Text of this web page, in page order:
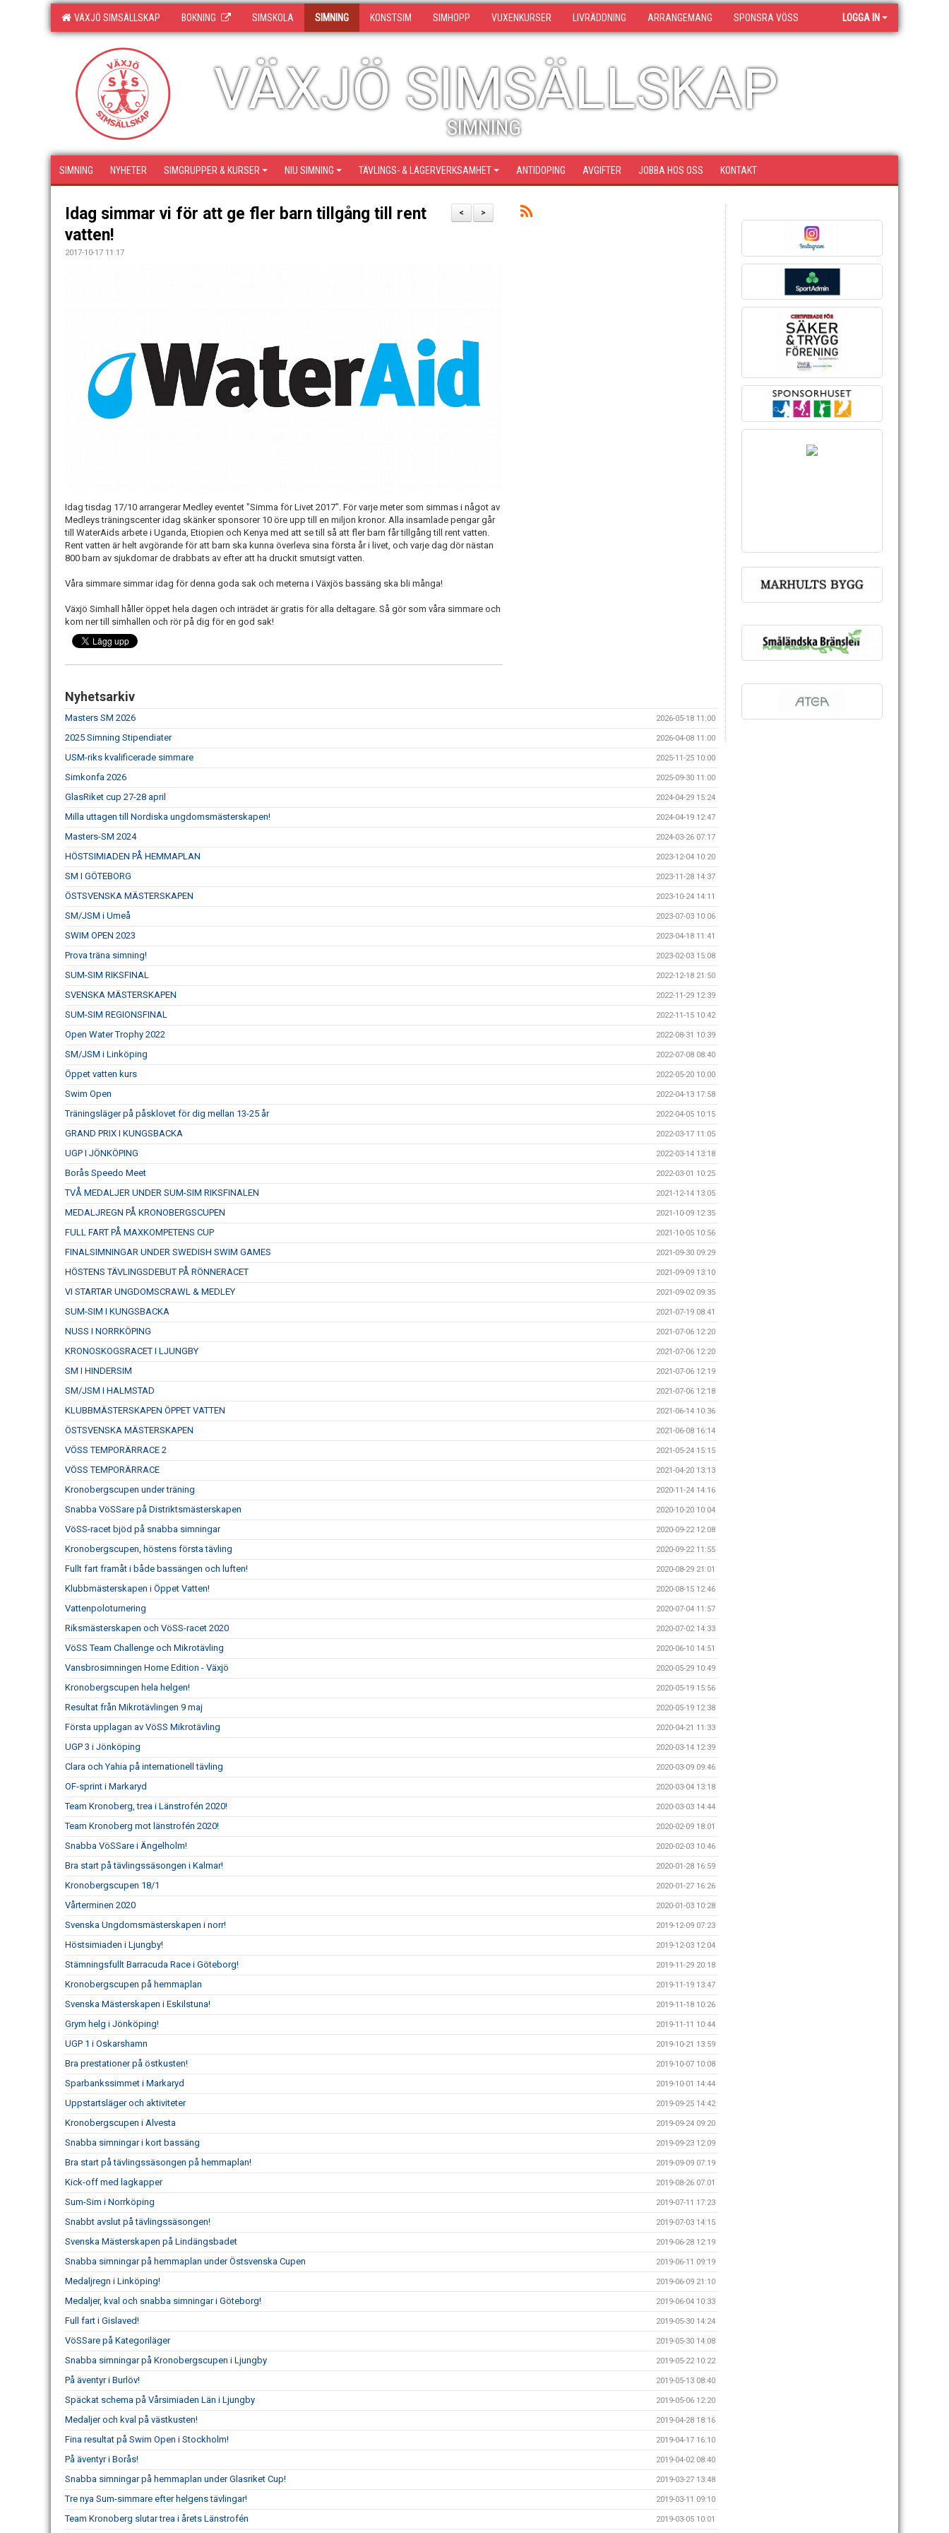
VÄXJÖ SIMSÄLLSKAP BOKNING SIMSKOLA SIMNING KONSTSIM SIMHOPP VUXENKURSER LIVRÄDDNING ARRANGEMANG SPONSRA VÖSS LOGGA IN
VÄXJÖ SIMSÄLLSKAP
SIMNING
SIMNING NYHETER SIMGRUPPER & KURSER NIU SIMNING TÄVLINGS- & LÄGERVERKSAMHET ANTIDOPING AVGIFTER JOBBA HOS OSS KONTAKT
>
<
Idag simmar vi för att ge fler barn tillgång till rent
vatten!
2017-10-17 11:17
Idag tisdag 17/10 arrangerar Medley eventet "Simma för Livet 2017". För varje meter som simmas i något av
Medleys träningscenter idag skänker sponsorer 10 öre upp till en miljon kronor. Alla insamlade pengar går
till WaterAids arbete i Uganda, Etiopien och Kenya med att se till så att fler barn får tillgång till rent vatten.
Rent vatten är helt avgörande för att barn ska kunna överleva sina första år i livet, och varje dag dör nästan
800 barn av sjukdomar de drabbats av efter att ha druckit smutsigt vatten.
Våra simmare simmar idag för denna goda sak och meterna i Växjös bassäng ska bli många!
Växjö Simhall håller öppet hela dagen och inträdet är gratis för alla deltagare. Så gör som våra simmare och
kom ner till simhallen och rör på dig för en god sak!
Nyhetsarkiv
Masters SM 2026 2026-05-18 11:00
2025 Simning Stipendiater 2026-04-08 11:00
USM-riks kvalificerade simmare 2025-11-25 10:00
Simkonfa 2026 2025-09-30 11:00
GlasRiket cup 27-28 april 2024-04-29 15:24
Milla uttagen till Nordiska ungdomsmästerskapen! 2024-04-19 12:47
Masters-SM 2024 2024-03-26 07:17
HÖSTSIMIADEN PÅ HEMMAPLAN 2023-12-04 10:20
SM I GÖTEBORG 2023-11-28 14:37
ÖSTSVENSKA MÄSTERSKAPEN 2023-10-24 14:11
SM/JSM i Umeå 2023-07-03 10:06
SWIM OPEN 2023 2023-04-18 11:41
Prova träna simning! 2023-02-03 15:08
SUM-SIM RIKSFINAL 2022-12-18 21:50
SVENSKA MÄSTERSKAPEN 2022-11-29 12:39
SUM-SIM REGIONSFINAL 2022-11-15 10:42
Open Water Trophy 2022 2022-08-31 10:39
SM/JSM i Linköping 2022-07-08 08:40
Öppet vatten kurs 2022-05-20 10:00
Swim Open 2022-04-13 17:58
Träningsläger på påsklovet för dig mellan 13-25 år 2022-04-05 10:15
GRAND PRIX I KUNGSBACKA 2022-03-17 11:05
UGP I JÖNKÖPING 2022-03-14 13:18
Borås Speedo Meet 2022-03-01 10:25
TVÅ MEDALJER UNDER SUM-SIM RIKSFINALEN 2021-12-14 13:05
MEDALJREGN PÅ KRONOBERGSCUPEN 2021-10-09 12:35
FULL FART PÅ MAXKOMPETENS CUP 2021-10-05 10:56
FINALSIMNINGAR UNDER SWEDISH SWIM GAMES 2021-09-30 09:29
HÖSTENS TÄVLINGSDEBUT PÅ RÖNNERACET 2021-09-09 13:10
VI STARTAR UNGDOMSCRAWL & MEDLEY 2021-09-02 09:35
SUM-SIM I KUNGSBACKA 2021-07-19 08:41
NUSS I NORRKÖPING 2021-07-06 12:20
KRONOSKOGSRACET I LJUNGBY 2021-07-06 12:20
SM I HINDERSIM 2021-07-06 12:19
SM/JSM I HALMSTAD 2021-07-06 12:18
KLUBBMÄSTERSKAPEN ÖPPET VATTEN 2021-06-14 10:36
ÖSTSVENSKA MÄSTERSKAPEN 2021-06-08 16:14
VÖSS TEMPORÄRRACE 2 2021-05-24 15:15
VÖSS TEMPORÄRRACE 2021-04-20 13:13
Kronobergscupen under träning 2020-11-24 14:16
Snabba VöSSare på Distriktsmästerskapen 2020-10-20 10:04
VöSS-racet bjöd på snabba simningar 2020-09-22 12:08
Kronobergscupen, höstens första tävling 2020-09-22 11:55
Fullt fart framåt i både bassängen och luften! 2020-08-29 21:01
Klubbmästerskapen i Öppet Vatten! 2020-08-15 12:46
Vattenpoloturnering 2020-07-04 11:57
Riksmästerskapen och VöSS-racet 2020 2020-07-02 14:33
VöSS Team Challenge och Mikrotävling 2020-06-10 14:51
Vansbrosimningen Home Edition - Växjö 2020-05-29 10:49
Kronobergscupen hela helgen! 2020-05-19 15:56
Resultat från Mikrotävlingen 9 maj 2020-05-19 12:38
Första upplagan av VöSS Mikrotävling 2020-04-21 11:33
UGP 3 i Jönköping 2020-03-14 12:39
Clara och Yahia på internationell tävling 2020-03-09 09:46
OF-sprint i Markaryd 2020-03-04 13:18
Team Kronoberg, trea i Länstrofén 2020! 2020-03-03 14:44
Team Kronoberg mot länstrofén 2020! 2020-02-09 18:01
Snabba VöSSare i Ängelholm! 2020-02-03 10:46
Bra start på tävlingssäsongen i Kalmar! 2020-01-28 16:59
Kronobergscupen 18/1 2020-01-27 16:26
Vårterminen 2020 2020-01-03 10:28
Svenska Ungdomsmästerskapen i norr! 2019-12-09 07:23
Höstsimiaden i Ljungby! 2019-12-03 12:04
Stämningsfullt Barracuda Race i Göteborg! 2019-11-29 20:18
Kronobergscupen på hemmaplan 2019-11-19 13:47
Svenska Mästerskapen i Eskilstuna! 2019-11-18 10:26
Grym helg i Jönköping! 2019-11-11 10:44
UGP 1 i Oskarshamn 2019-10-21 13:59
Bra prestationer på östkusten! 2019-10-07 10:08
Sparbankssimmet i Markaryd 2019-10-01 14:44
Uppstartsläger och aktiviteter 2019-09-25 14:42
Kronobergscupen i Alvesta 2019-09-24 09:20
Snabba simningar i kort bassäng 2019-09-23 12:09
Bra start på tävlingssäsongen på hemmaplan! 2019-09-09 07:19
Kick-off med lagkapper 2019-08-26 07:01
Sum-Sim i Norrköping 2019-07-11 17:23
Snabbt avslut på tävlingssäsongen! 2019-07-03 14:15
Svenska Mästerskapen på Lindängsbadet 2019-06-28 12:19
Snabba simningar på hemmaplan under Östsvenska Cupen 2019-06-11 09:19
Medaljregn i Linköping! 2019-06-09 21:10
Medaljer, kval och snabba simningar i Göteborg! 2019-06-04 10:33
Full fart i Gislaved! 2019-05-30 14:24
VöSSare på Kategoriläger 2019-05-30 14:08
Snabba simningar på Kronobergscupen i Ljungby 2019-05-22 10:22
På äventyr i Burlöv! 2019-05-13 08:40
Späckat schema på Vårsimiaden Län i Ljungby 2019-05-06 12:20
Medaljer och kval på västkusten! 2019-04-28 18:16
Fina resultat på Swim Open i Stockholm! 2019-04-17 16:10
På äventyr i Borås! 2019-04-02 08:40
Snabba simningar på hemmaplan under Glasriket Cup! 2019-03-27 13:48
Tre nya Sum-simmare efter helgens tävlingar! 2019-03-11 09:10
Team Kronoberg slutar trea i årets Länstrofén 2019-03-05 10:01